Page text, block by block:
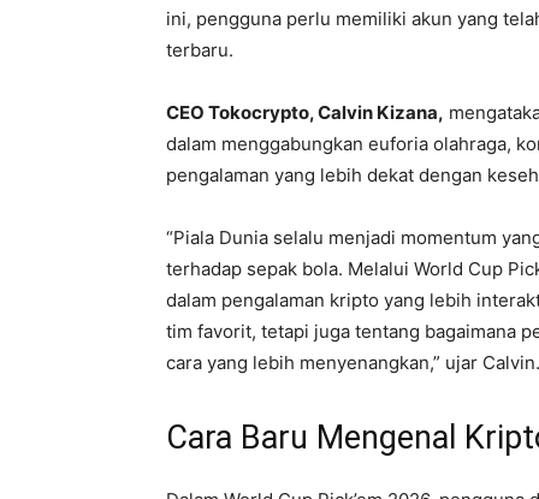
ini, pengguna perlu memiliki akun yang
terbaru.
CEO Tokocrypto, Calvin Kizana,
dalam menggabungkan euforia olahraga,
pengalaman yang lebih dekat dengan
“Piala Dunia selalu menjadi momentum
terhadap sepak bola. Melalui World Cup
dalam pengalaman kripto yang lebih
tim favorit, tetapi juga tentang bagaimana
cara yang lebih menyenangkan,” ujar Calvin.
Cara Baru Mengenal